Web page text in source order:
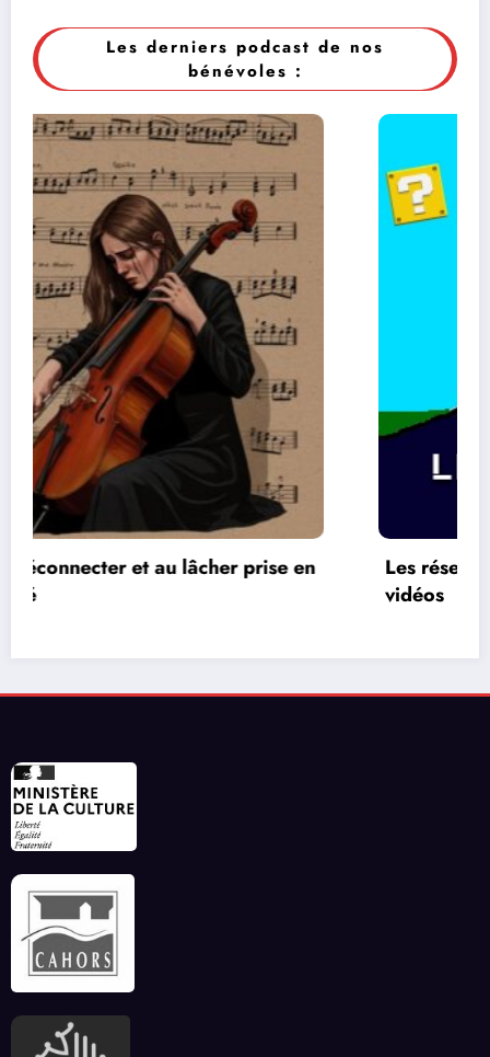
Les derniers podcast de nos
bénévoles :
Les réseaux de communication entre les jeux